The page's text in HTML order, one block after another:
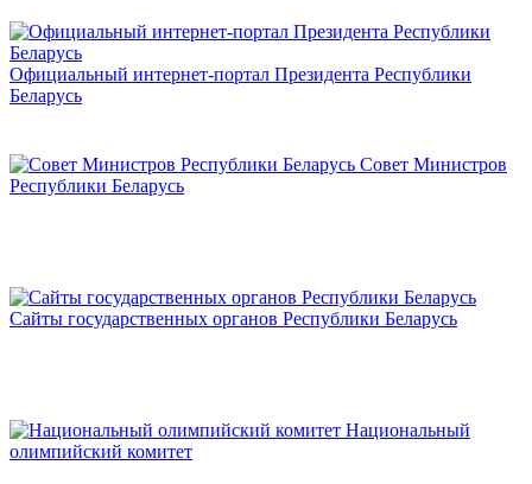
Официальный интернет-портал Президента Республики
Беларусь
Совет Министров
Республики Беларусь
Сайты государственных органов Республики Беларусь
Национальный
олимпийский комитет